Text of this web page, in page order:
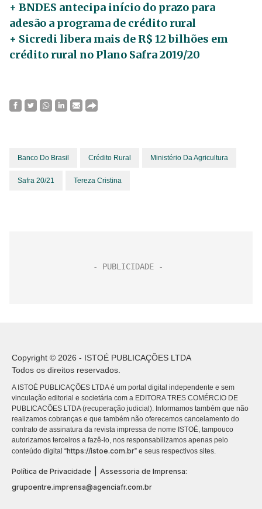
+ BNDES antecipa início do prazo para
adesão a programa de crédito rural
+ Sicredi libera mais de R$ 12 bilhões em
crédito rural no Plano Safra 2019/20
Banco Do Brasil Crédito Rural Ministério Da Agricultura
Safra 20/21 Tereza Cristina
Copyright © 2026 - ISTOÉ PUBLICAÇÕES LTDA
Todos os direitos reservados.
A ISTOÉ PUBLICAÇÕES LTDA é um portal digital independente e sem
vinculação editorial e societária com a EDITORA TRES COMÉRCIO DE
PUBLICACÕES LTDA (recuperação judicial). Informamos também que não
realizamos cobranças e que também não oferecemos cancelamento do
contrato de assinatura da revista impressa de nome ISTOÉ, tampouco
autorizamos terceiros a fazê-lo, nos responsabilizamos apenas pelo
conteúdo digital “https://istoe.com.br” e seus respectivos sites.
Política de Privacidade
Assessoria de Imprensa:
grupoentre.imprensa@agenciafr.com.br